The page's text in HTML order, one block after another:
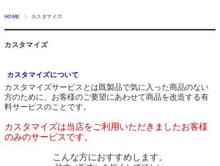
HOME カスタマイズ
カスタマイズ
カスタマイズについて
カスタマイズサービスとは既製品で気に入った商品のない
方のために、お客様のご要望にあわせて商品を改造する有
料サービスのことです。
カスタマイズは当店をご利用いただきましたお客様
のみのサービスです。
こんな方におすすめします。